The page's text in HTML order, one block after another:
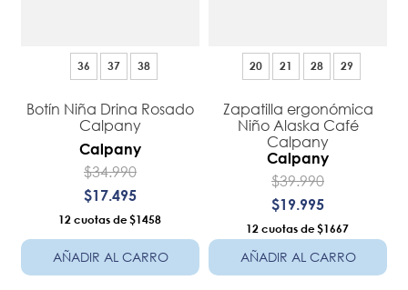
36 37 38
Botín Niña Drina Rosado
Calpany
Calpany
$34.990
$17 495
12 $1458
AÑADIR AL CARRO
20 21 28 29
Zapatilla ergonómica
Niño Alaska Café
Calpany
Calpany
$39.990
$19 995
12 $1667
AÑADIR AL CARRO